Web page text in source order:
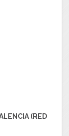
(RED